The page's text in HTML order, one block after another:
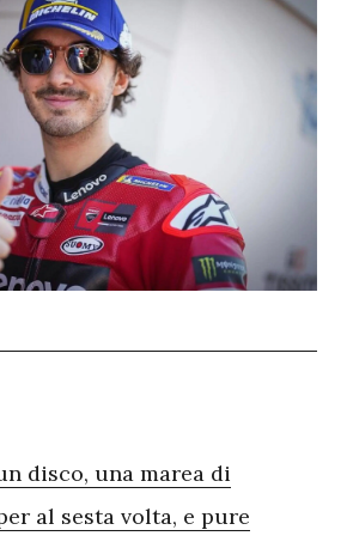
disco, una marea di
al sesta volta, e pure